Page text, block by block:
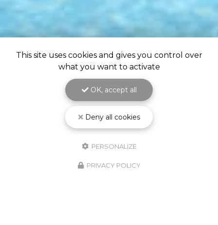
This site uses cookies and gives you control over
what you want to activate
OK, accept all
Deny all cookies
PERSONALIZE
PRIVACY POLICY